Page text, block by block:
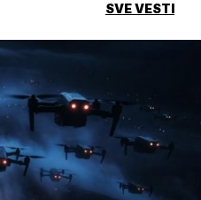
SVE VESTI